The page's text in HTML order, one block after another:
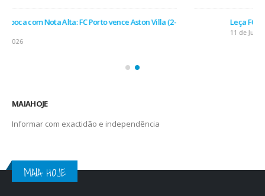
Leça FC vence Campeonato de Portugal na final do Jamor
MAIAHOJE
Informar com exactidão e independência
MAIA HOJE